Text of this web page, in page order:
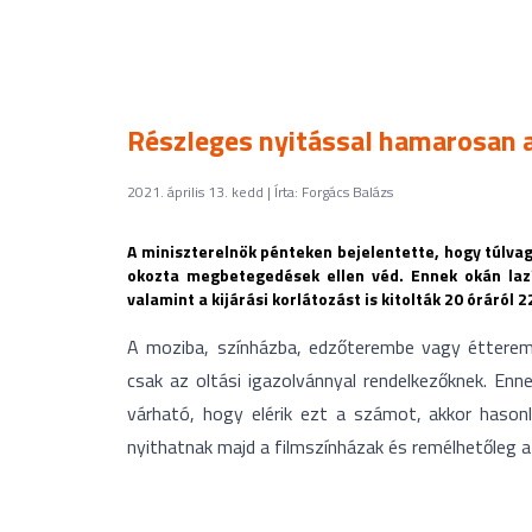
Részleges nyitással hamarosan
2021. április 13. kedd | Írta: Forgács Balázs
A miniszterelnök pénteken bejelentette, hogy
okozta megbetegedések ellen véd. Ennek okán
valamint a kijárási korlátozást is kitolták 20 óráról
A moziba, színházba, edzőterembe vagy
csak az oltási igazolvánnyal rendelkezőknek.
várható, hogy elérik ezt a számot, akkor
nyithatnak majd a filmszínházak és remélhetőleg